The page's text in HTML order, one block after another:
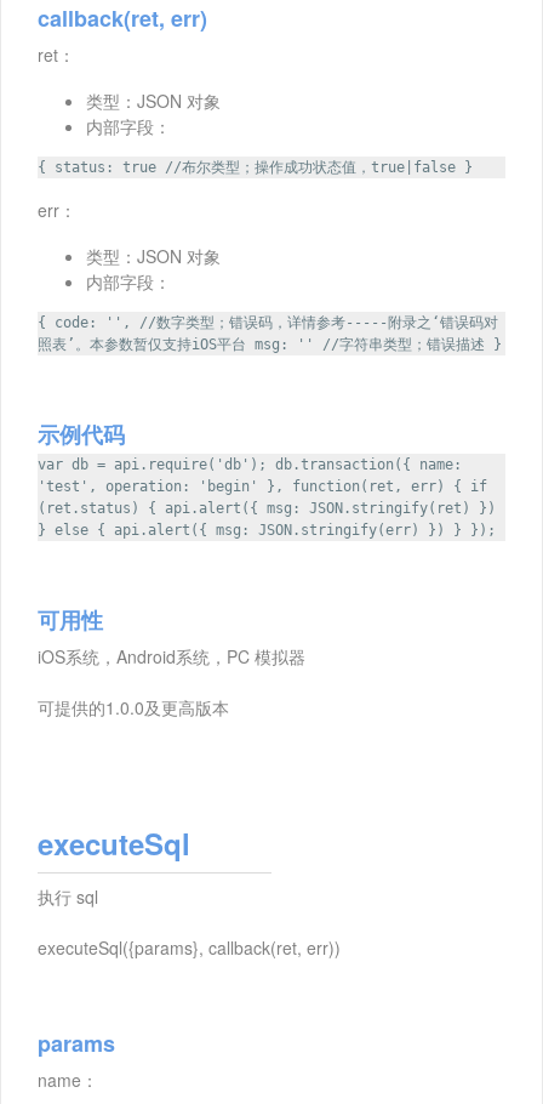
callback(ret, err)
ret：
类型：JSON 对象
内部字段：
{ status: true //布尔类型；操作成功状态值，true|false }
err：
类型：JSON 对象
内部字段：
{ code: '', //数字类型；错误码，详情参考-----附录之‘错误码对
照表’。本参数暂仅支持iOS平台 msg: '' //字符串类型；错误描述 }
示例代码
var db = api.require('db'); db.transaction({ name:
'test', operation: 'begin' }, function(ret, err) { if
(ret.status) { api.alert({ msg: JSON.stringify(ret) })
} else { api.alert({ msg: JSON.stringify(err) }) } });
可用性
iOS系统，Android系统，PC 模拟器
可提供的1.0.0及更高版本
executeSql
执行 sql
executeSql({params}, callback(ret, err))
params
name：